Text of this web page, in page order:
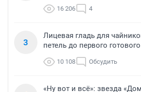
16 206 4
3
Лицевая гладь для
петель до первого
10 108 Обсудить
«Ну вот и всё»: звезда